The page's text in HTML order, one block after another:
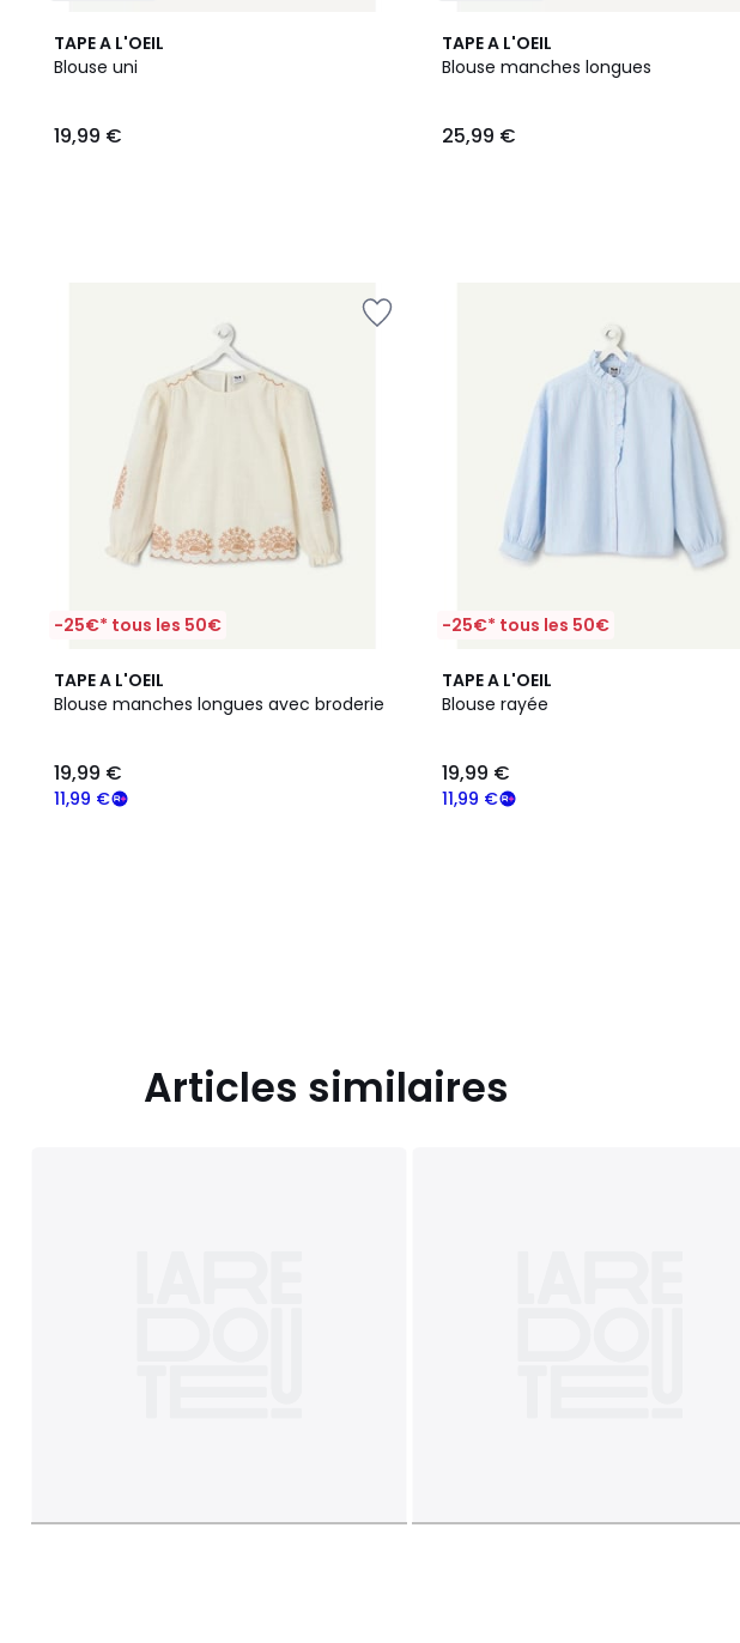
TAPE A L'OEIL
Blouse uni
€.
19,99 €
TAPE A L'OEIL
Blouse manches longues
25,99 €
-25€* tous les 50€
TAPE A L'OEIL
Blouse manches longues avec broderie
11,99 €
19,99 €
-25€* tous les 50€
TAPE A L'OEIL
Blouse rayée
11,99 €
19,99 €
Articles similaires